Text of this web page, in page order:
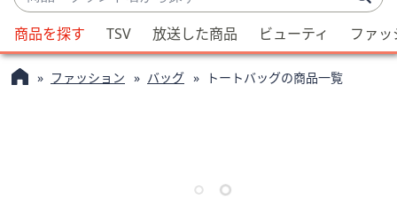
品・
ブ
ラ
ン
候
補
が
利
商品を探す TSV 放送した商品 ビューティ ファ
ファッション バッグ トートバッグの商品一覧